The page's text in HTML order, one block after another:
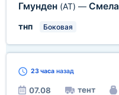
Гмунден (AT) — Смела
тнп
Боковая
23 часаназад
07.08 тент